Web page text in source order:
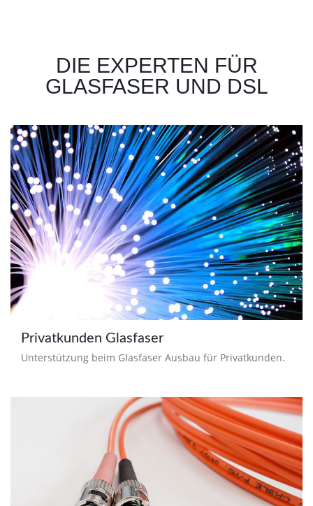
DIE EXPERTEN FÜR
GLASFASER UND DSL
Privatkunden Glasfaser
Unterstützung beim Glasfaser Ausbau für Privatkunden.